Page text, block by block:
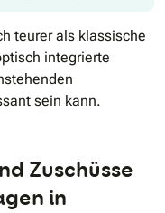
teurer als klassische
integrierte
sein kann.
Zuschüsse
in